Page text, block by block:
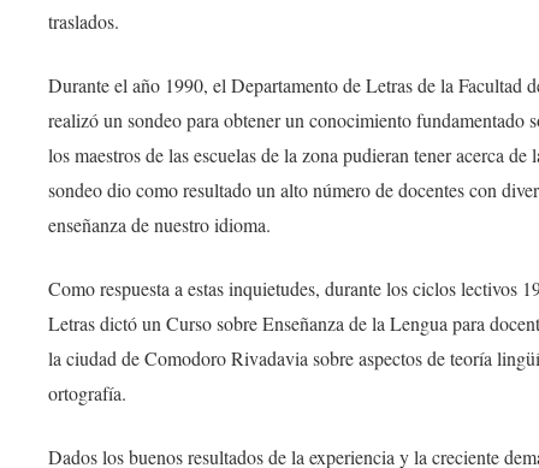
traslados.
Durante el año 1990, el Departamento de Letras de la Facultad
realizó un sondeo para obtener un conocimiento fundamentado
los maestros de las escuelas de la zona pudieran tener acerca de
sondeo dio como resultado un alto número de docentes con
enseñanza de nuestro idioma.
Como respuesta a estas inquietudes, durante los ciclos lectivos
Letras dictó un Curso sobre Enseñanza de la Lengua para
la ciudad de Comodoro Rivadavia sobre aspectos de teoría
ortografía.
Dados los buenos resultados de la experiencia y la creciente